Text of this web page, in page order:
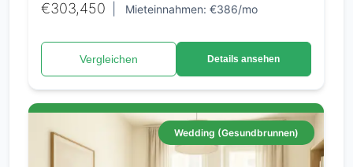
€303,450 Mieteinnahmen: €386/mo
Vergleichen Details ansehen
Wedding (Gesundbrunnen)